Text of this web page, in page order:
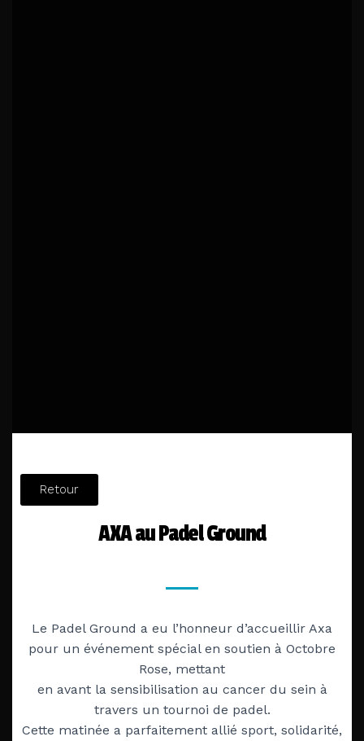
Retour
AXA au Padel Ground
Le Padel Ground a eu l’honneur d’accueillir Axa
pour un événement spécial en soutien à Octobre
Rose, mettant
en avant la sensibilisation au cancer du sein à
travers un tournoi de padel.
Cette matinée a parfaitement allié sport, solidarité,